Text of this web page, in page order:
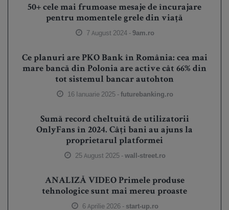
50+ cele mai frumoase mesaje de încurajare
pentru momentele grele din viață
7 August 2024 -9am.ro
Ce planuri are PKO Bank în România: cea mai
mare bancă din Polonia are active cât 66% din
tot sistemul bancar autohton
16 Ianuarie 2025 -futurebanking.ro
Sumă record cheltuită de utilizatorii
OnlyFans în 2024. Câți bani au ajuns la
proprietarul platformei
25 August 2025 -wall-street.ro
ANALIZĂ VIDEO Primele produse
tehnologice sunt mai mereu proaste
6 Aprilie 2026 - start-up.ro